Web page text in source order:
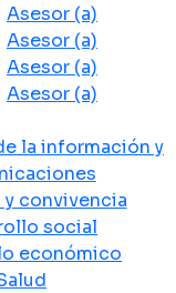
Asesor (a)
Asesor (a)
Asesor (a)
Asesor (a)
la información y
convivencia
social
económico